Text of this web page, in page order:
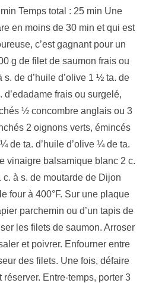
Temps total : 25 min Une
en moins de 30 min et qui est
c’est gagnant pour un
g de filet de saumon frais ou
de d’huile d’olive 1 ½ ta. de
frais ou surgelé,
½ concombre anglais ou 3
2 oignons verts, émincés
de ta. d’huile d’olive ¼ de ta.
vinaigre balsamique blanc 2 c.
c. à s. de moutarde de Dijon
four à 400°F. Sur une plaque
parchemin ou d’un tapis de
les filets de saumon. Arroser
et poivrer. Enfourner entre
des filets. Une fois, défaire
réserver. Entre-temps, porter 3